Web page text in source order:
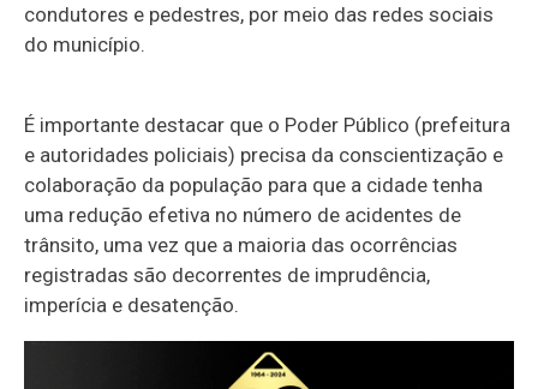
condutores e pedestres, por meio das redes sociais
do município.
É importante destacar que o Poder Público (prefeitura
e autoridades policiais) precisa da conscientização e
colaboração da população para que a cidade tenha
uma redução efetiva no número de acidentes de
trânsito, uma vez que a maioria das ocorrências
registradas são decorrentes de imprudência,
imperícia e desatenção.